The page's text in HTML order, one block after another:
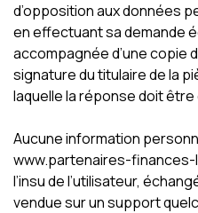
d’opposition aux données
en effectuant sa demande
accompagnée d’une copie
signature du titulaire de la
laquelle la réponse doit
Aucune information
www.partenaires-finances-
l’insu de l’utilisateur,
vendue sur un support